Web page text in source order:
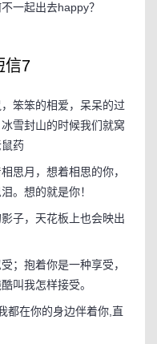
一起出去happy？
信7
笨笨的相爱，呆呆的过
雪封山的时候我们就窝
药
月，想着相思的你，
。想的就是你！
子，天花板上也会映出
抱着你是一种享受，
叫我怎样接受。
在你的身边伴着你,直